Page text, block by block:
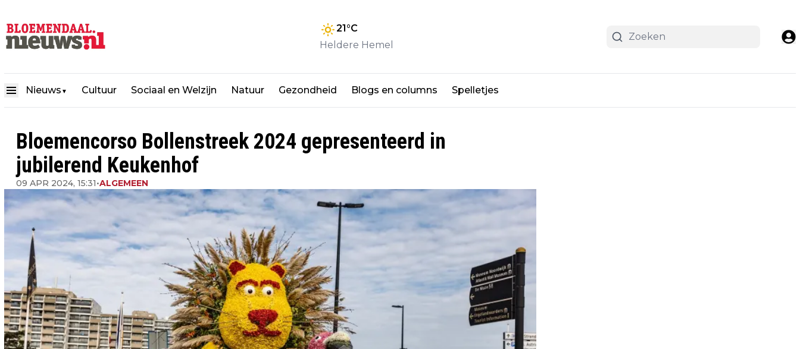
21°C
Heldere Hemel
Nieuws ▼ Cultuur Sociaal en Welzijn Natuur Gezondheid Blogs en columns Spelletjes
Bloemencorso Bollenstreek 2024 gepresenteerd in
jubilerend Keukenhof
09 APR 2024, 15:31•ALGEMEEN